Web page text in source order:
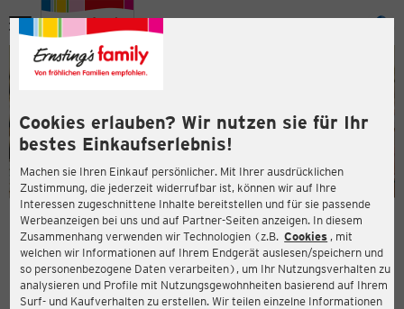
Cookies erlauben? Wir nutzen sie für Ihr
bestes Einkaufserlebnis!
Machen sie Ihren Einkauf persönlicher. Mit Ihrer ausdrücklichen
Zustimmung, die jederzeit widerrufbar ist, können wir auf Ihre
Interessen zugeschnittene Inhalte bereitstellen und für sie passende
Werbeanzeigen bei uns und auf Partner-Seiten anzeigen. In diesem
Zusammenhang verwenden wir Technologien (z.B. Cookies , mit
welchen wir Informationen auf Ihrem Endgerät auslesen/speichern und
so personenbezogene Daten verarbeiten), um Ihr Nutzungsverhalten zu
analysieren und Profile mit Nutzungsgewohnheiten basierend auf Ihrem
Surf- und Kaufverhalten zu erstellen. Wir teilen einzelne Informationen
Menü
ERNSTING'S FAMILY FILIALE
Kölner Str. 227
57290 Neunkirchen